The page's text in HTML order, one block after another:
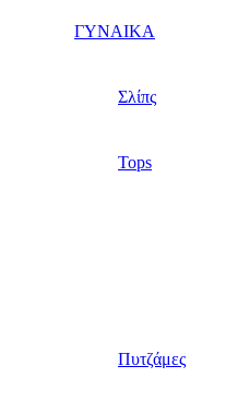
ΓΥΝΑΙΚΑ
Σλίπς
Tops
Πυτζάμες